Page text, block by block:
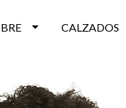
CALZADOS